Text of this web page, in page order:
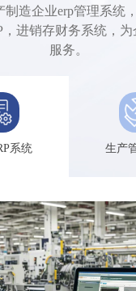
制造企业erp管理系统
，进销存财务系统，
服务。
系统 生产